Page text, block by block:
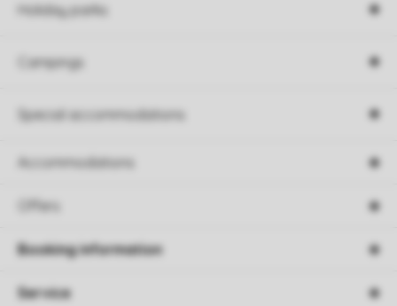
Holiday parks
Campings
Special accommodations
Accommodations
Offers
Booking information
Service